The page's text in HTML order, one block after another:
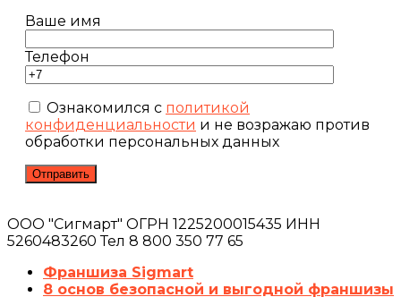
Ваше имя
Телефон
Ознакомился с политикой
конфиденциальности и не возражаю против
обработки персональных данных
ООО "Сигмарт" ОГРН 1225200015435 ИНН
5260483260 Тел 8 800 350 77 65
Франшиза Sigmart
8 основ безопасной и выгодной франшизы